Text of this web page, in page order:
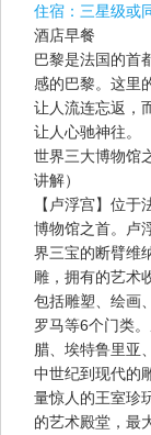
住宿： 三星级或
酒店早餐
巴黎是法国的首
感的巴黎。这里
让人流连忘返，
让人心驰神往。
世界三大博物馆
讲解）
【卢浮宫】位
博物馆之首。卢
界三宝的断臂维
雕，拥有的艺术
包括雕塑、绘画
罗马等6个门类
腊、埃特鲁里亚
中世纪到现代的
量惊人的王室珍
的艺术殿堂，最